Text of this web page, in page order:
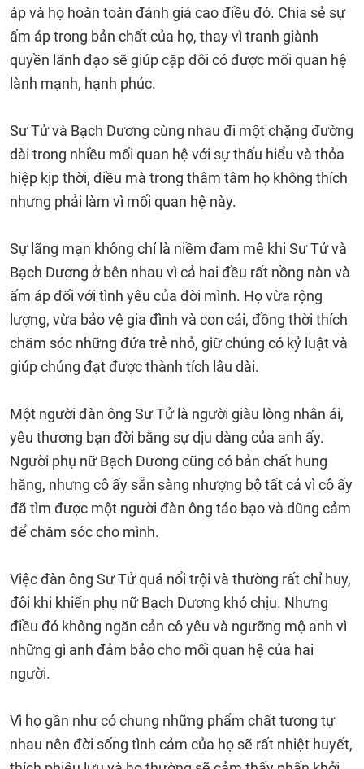
áp và họ hoàn toàn đánh giá cao điều đó. Chia sẻ sự
ấm áp trong bản chất của họ, thay vì tranh giành
quyền lãnh đạo sẽ giúp cặp đôi có được mối quan hệ
lành mạnh, hạnh phúc.
Sư Tử và Bạch Dương cùng nhau đi một chặng đường
dài trong nhiều mối quan hệ với sự thấu hiểu và thỏa
hiệp kịp thời, điều mà trong thâm tâm họ không thích
nhưng phải làm vì mối quan hệ này.
Sự lãng mạn không chỉ là niềm đam mê khi Sư Tử và
Bạch Dương ở bên nhau vì cả hai đều rất nồng nàn và
ấm áp đối với tình yêu của đời mình. Họ vừa rộng
lượng, vừa bảo vệ gia đình và con cái, đồng thời thích
chăm sóc những đứa trẻ nhỏ, giữ chúng có kỷ luật và
giúp chúng đạt được thành tích lâu dài.
Một người đàn ông Sư Tử là người giàu lòng nhân ái,
yêu thương bạn đời bằng sự dịu dàng của anh ấy.
Người phụ nữ Bạch Dương cũng có bản chất hung
hăng, nhưng cô ấy sẵn sàng nhượng bộ tất cả vì cô ấy
đã tìm được một người đàn ông táo bạo và dũng cảm
để chăm sóc cho mình.
Việc đàn ông Sư Tử quá nổi trội và thường rất chỉ huy,
đôi khi khiến phụ nữ Bạch Dương khó chịu. Nhưng
điều đó không ngăn cản cô yêu và ngưỡng mộ anh vì
những gì anh đảm bảo cho mối quan hệ của hai
người.
Vì họ gần như có chung những phẩm chất tương tự
nhau nên đời sống tình cảm của họ sẽ rất nhiệt huyết,